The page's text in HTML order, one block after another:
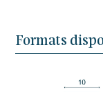
Formats